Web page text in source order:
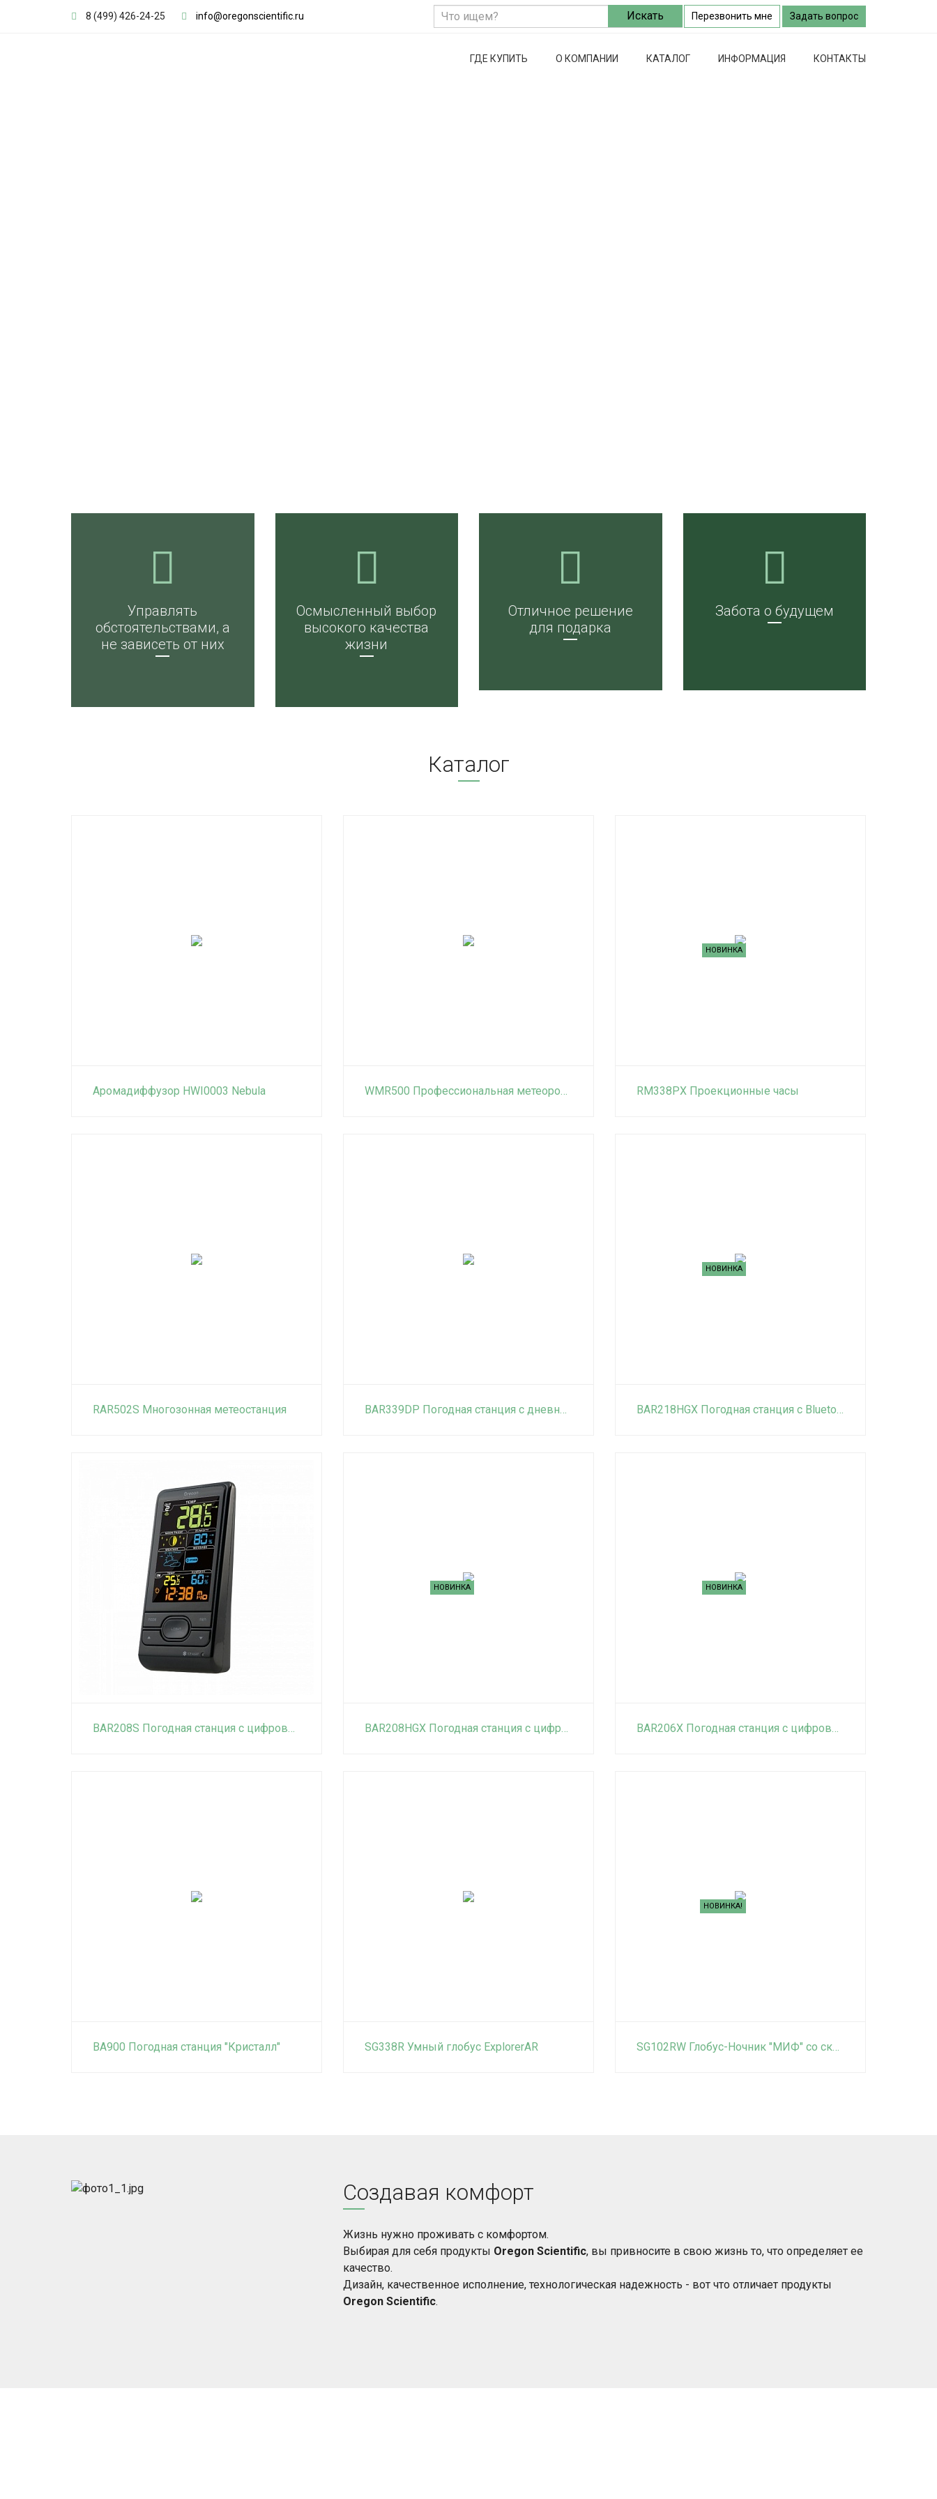
8 (499) 426-24-25 info@oregonscientific.ru Перезвонить мне Задать вопрос
ГДЕ КУПИТЬ О КОМПАНИИ КАТАЛОГ ИНФОРМАЦИЯ КОНТАКТЫ
Управлять
обстоятельствами, а
не зависеть от них
Осмысленный выбор
высокого качества
жизни
Отличное решение
для подарка
Забота о будущем
Каталог
Аромадиффузор HWI0003 Nebula WMR500 Профессиональная метеорологическая станция
НОВИНКА
RM338PX Проекционные часы
RAR502S Многозонная метеостанция BAR339DP Погодная станция с дневной проекцией
НОВИНКА
BAR218HGX Погодная станция с Bluetooth
BAR208S Погодная станция с цифровым термометром
НОВИНКА
BAR208HGX Погодная станция с цифровым термометром
НОВИНКА
BAR206X Погодная станция с цифровым термометром
BA900 Погодная станция "Кристалл" SG338R Умный глобус ExplorerAR
НОВИНКА!
SG102RW Глобус-Ночник "МИФ" со сказками
Создавая комфорт
Жизнь нужно проживать с комфортом.
Выбирая для себя продукты Oregon Scientific, вы привносите в свою жизнь то, что определяет ее
качество.
Дизайн, качественное исполнение, технологическая надежность - вот что отличает продукты
Oregon Scientific.